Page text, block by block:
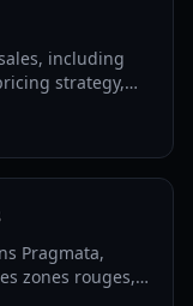
including
strategy,
Pragmata,
zones rouges,